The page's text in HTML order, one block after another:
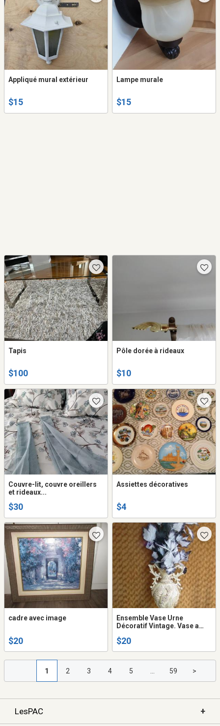
Appliqué mural extérieur
$15
Lampe murale
$15
Tapis
$100
Pôle dorée à rideaux
$10
Couvre-lit, couvre oreillers
et rideaux...
$30
Assiettes décoratives
$4
cadre avec image
$20
Ensemble Vase Urne
Décoratif Vintage. Vase a
$20
1 2 3 4 5 59 >
LesPAC +